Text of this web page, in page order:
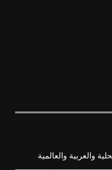
والعربية والعالمية